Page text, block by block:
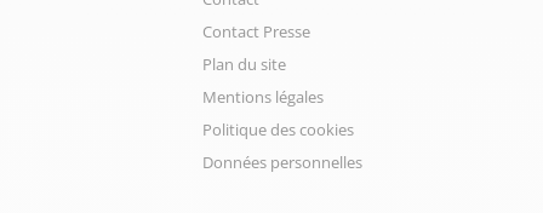
Contact Presse
Plan du site
Mentions légales
Politique des cookies
Données personnelles